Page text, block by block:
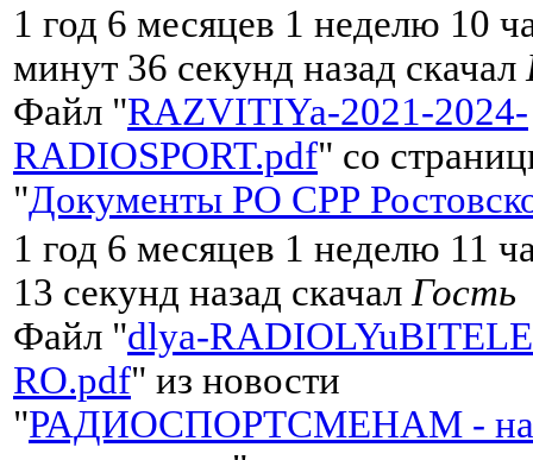
1 год 6 месяцев 1 неделю 10
минут 36 секунд назад скачал
Файл "RAZVITIYa-2021-2024-
RADIOSPORT.pdf" со
"Документы РО СРР
1 год 6 месяцев 1 неделю 11
13 секунд назад скачал Гость
Файл "dlya-
RO.pdf" из новости
"РАДИОСПОРТСМЕНАМ -